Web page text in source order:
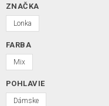
ZNAČKA
Lonka
FARBA
Mix
POHLAVIE
Dámske